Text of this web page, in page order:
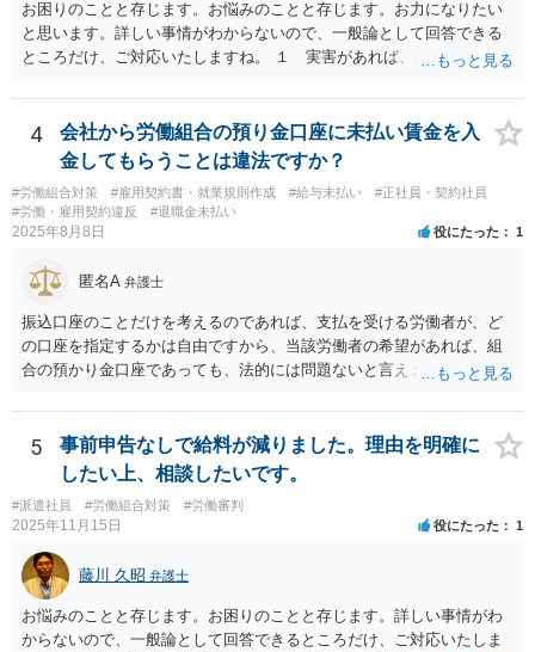
とができるのかも検討要素の一つかもしれません。
お困りのことと存じます。お悩みのことと存じます。お力になりたい
と思います。詳しい事情がわからないので、一般論として回答できる
ところだけ、ご対応いたしますね。 １ 実害があれば、損害賠償請求
限らないです。損害賠償請求は可能ですが、損害との因果関係の立証
が容易ではないと思われます。客観的証拠が不可欠です。 ２ 休職期
間満了による退職・解雇について無効だと争える可能性が高いです。
法的責任をきちんと追及されたい場合には、労務管理と労働法にかな
り詳しく、上記に関係した法理等にも通じた弁護士等に相談し、法的
に正確に分析してもらい、今後の対応を検討するべきです。良い解決
4
会社から労働組合の預り金口座に未払い賃金を入
金してもらうことは違法ですか？
#労働組合対策 #雇用契約書・就業規則作成 #給与未払い
#正社員・契約社員
#労働・雇用契約違反
#退職金未払い
2025年8月8日 役にたった 1
匿名A 弁護士
振込口座のことだけを考えるのであれば、支払を受ける労働者が、ど
の口座を指定するかは自由ですから、当該労働者の希望があれば、組
合の預かり金口座であっても、法的には問題ないと言えます。 ただ
ると、場合によっては非弁の問題が生じる可能性が考えられます。
5
事前申告なしで給料が減りました。理由を明確に
したい上、相談したいです。
#派遣社員 #労働組合対策 #労働審判
2025年11月15日 役にたった 1
藤川 久昭 弁護士
お悩みのことと存じます。お困りのことと存じます。詳しい事情がわ
からないので、一般論として回答できるところだけ、ご対応いたしま